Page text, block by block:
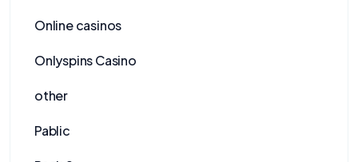
Online casinos
Onlyspins Casino
other
Pablic